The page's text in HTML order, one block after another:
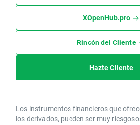
XOpenHub.pro
Rincón del Cliente
Hazte Cliente
Los instrumentos financieros que
los derivados, pueden ser muy